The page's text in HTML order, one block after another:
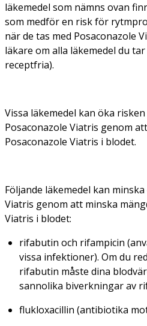
läkemedel som nämns ovan
som medför en risk för
när de tas med Posaconazole
läkare om alla läkemedel du
receptfria).
Vissa läkemedel kan öka
Posaconazole Viatris genom
Posaconazole Viatris i blodet.
Följande läkemedel kan
Viatris genom att minska
Viatris i blodet:
rifabutin och rifampicin
vissa infektioner). Om du
rifabutin måste dina
sannolika biverkningar av
flukloxacillin (antibiotika